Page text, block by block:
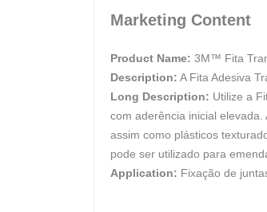
Marketing Content
Product Name: 3M™ Fita
Description: A Fita Adesiva
Long Description: Utilize a
com aderência inicial
assim como plásticos
pode ser utilizado para
Application: Fixação de